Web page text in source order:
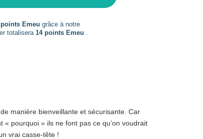
Emeu grâce à notre
totalisera 14 points Emeu .
manière bienveillante et sécurisante. Car
pourquoi » ils ne font pas ce qu’on voudrait
vrai casse-tête !